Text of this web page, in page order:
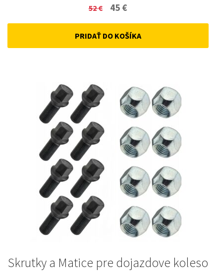
52€
Original
price
was:
45 €
price
is:
PRIDAŤ DO KOŠÍKA
Skrutky a Matice pre dojazdove koleso